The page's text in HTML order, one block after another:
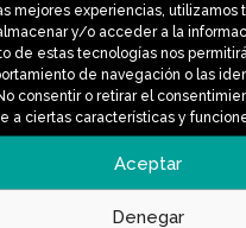
mejores experiencias, utilizamos
y/o acceder a la
de estas tecnologías nos
de navegación o las
consentir o retirar el
a ciertas características y
Aceptar
Denegar
Volver a